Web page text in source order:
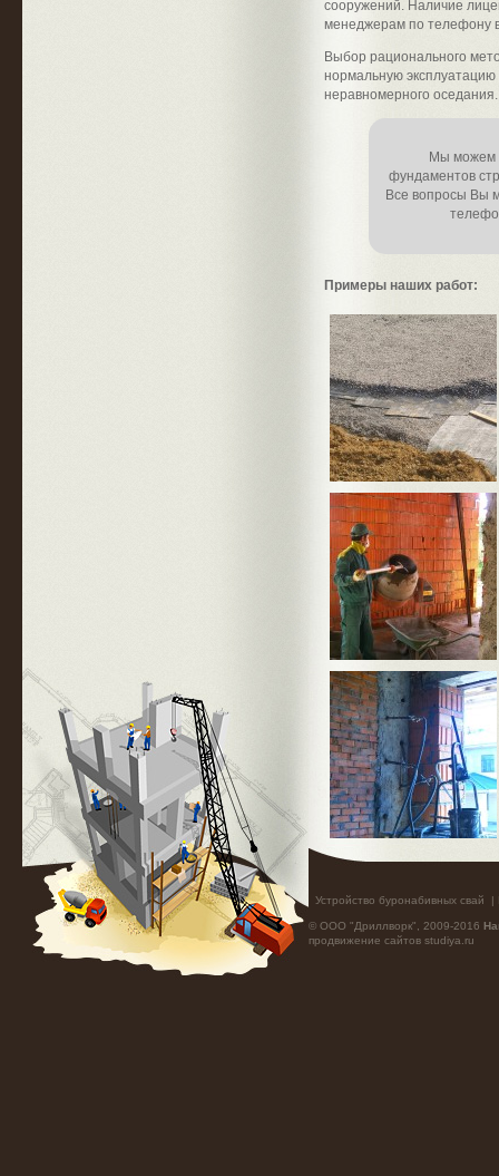
сооружений. Наличие
менеджерам по телефону
Выбор рационального
нормальную
неравномерного оседания.
Мы можем
фундаментов
Все вопросы Вы
Примеры наших работ:
Устройство буронабивных свай |
© ООО "Дриллворк", 2009-2016
продвижение сайтов studiya.ru